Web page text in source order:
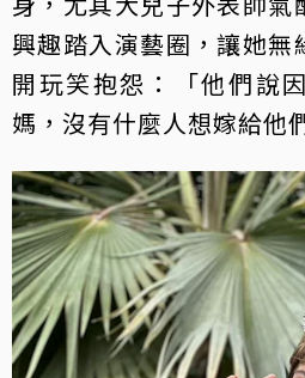
興趣踏入演藝圈，讓她無
開玩笑抱怨：「他們說
媽，沒有什麼人想嫁給他